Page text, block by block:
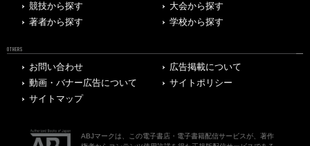
競技から探す
大会から探す
著者から探す
学校から探す
OTHERS
お問い合わせ
広告掲載について
動画・バナー広告について
サイトポリシー
サイトマップ
ABJマークは、この電子書店・電子書籍配信サービスが、著作